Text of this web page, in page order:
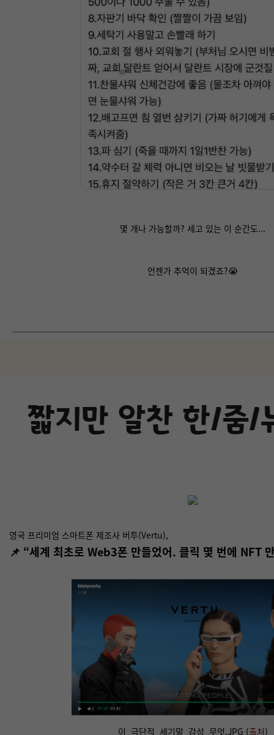
몇 개나 가능할까? 세고 있는 이 순간도...
언젠가 추억이 되겠죠?😭
영국 프리미엄 스마트폰 제조사 버투(Vertu),
📌 “세계 최초로 Web3폰 만들었어. 클릭 몇 번에 NFT
이_극단적_세기말_감성_무엇.JPG (출처)